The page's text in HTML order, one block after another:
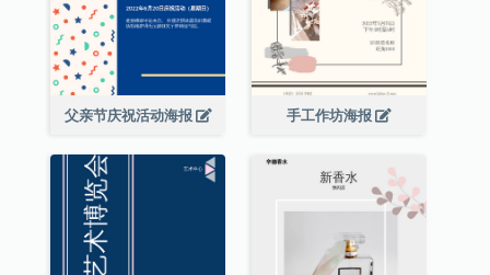
父亲节庆祝活动海报 手工作坊海报